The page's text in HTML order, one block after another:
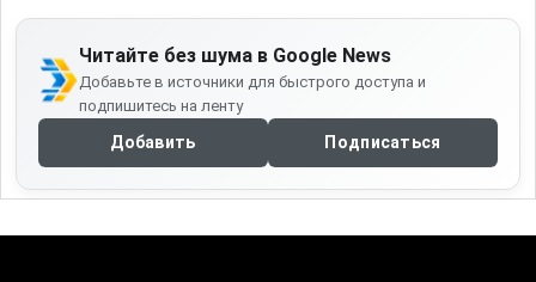
Читайте без шума в Google News
Добавьте в источники для быстрого доступа и
подпишитесь на ленту
Добавить Подписаться